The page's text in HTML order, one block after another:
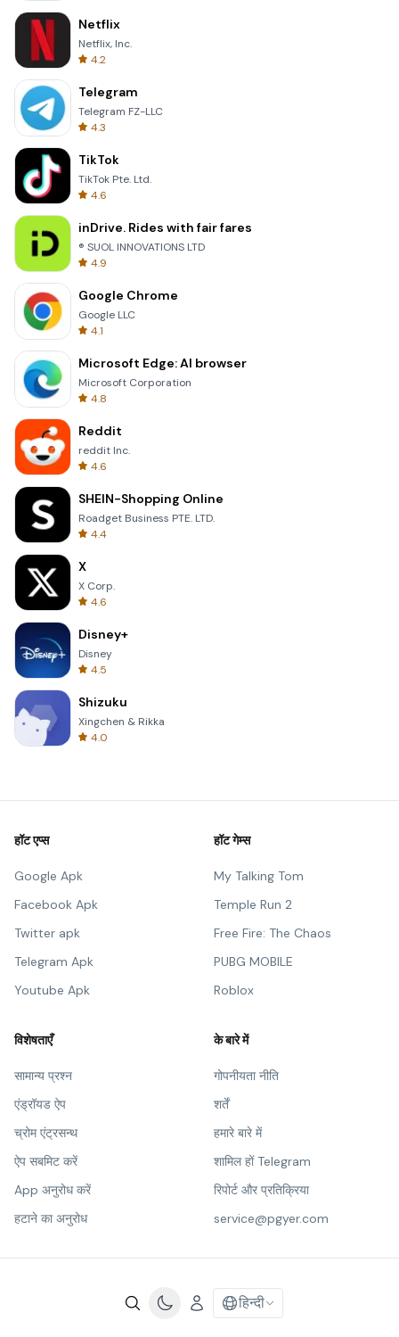
Netflix
Netflix, Inc.
4.2
Telegram
Telegram FZ-LLC
4.3
TikTok
TikTok Pte. Ltd.
4.6
inDrive. Rides with fair fares
® SUOL INNOVATIONS LTD
4.9
Google Chrome
Google LLC
4.1
Microsoft Edge: AI browser
Microsoft Corporation
4.8
Reddit
reddit Inc.
4.6
SHEIN-Shopping Online
Roadget Business PTE. LTD.
4.4
X
X Corp.
4.6
Disney+
Disney
4.5
Shizuku
Xingchen & Rikka
4.0
हॉट एप्स
Google Apk
Facebook Apk
Twitter apk
Telegram Apk
Youtube Apk
हॉट गेम्स
My Talking Tom
Temple Run 2
Free Fire: The Chaos
PUBG MOBILE
Roblox
विशेषताएँ
सामान्य प्रश्न
एंड्रॉयड ऐप
च्रोम एंट्रसन्थ
ऐप सबमिट करें
App अनुरोध करें
हटाने का अनुरोध
के बारे में
गोपनीयता नीति
शर्तें
हमारे बारे में
शामिल हों Telegram
रिपोर्ट और प्रतिक्रिया
service@pgyer.com
हिन्दी